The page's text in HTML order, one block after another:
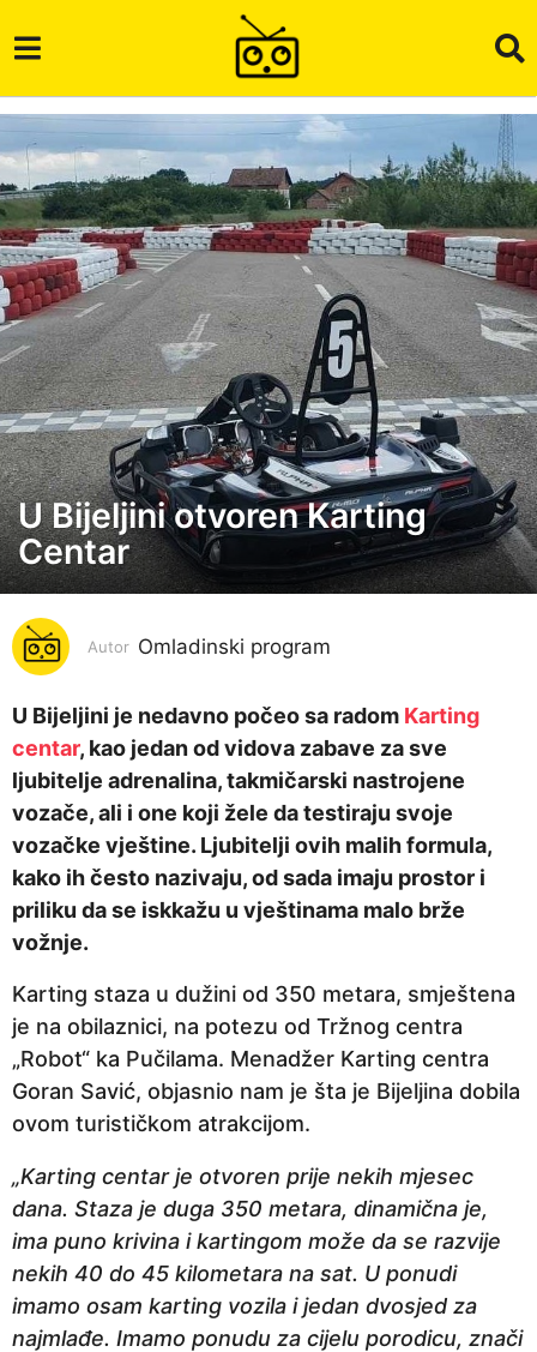
6
g
o
n
a
p
r
i
j
e
6
g
d
i
n
a
p
U Bijeljini otvoren Karting
Centar
Autor Omladinski program
U Bijeljini je nedavno počeo sa radom Karting
centar, kao jedan od vidova zabave za sve
ljubitelje adrenalina, takmičarski nastrojene
vozače, ali i one koji žele da testiraju svoje
vozačke vještine. Ljubitelji ovih malih formula,
kako ih često nazivaju, od sada imaju prostor i
priliku da se iskkažu u vještinama malo brže
vožnje.
Karting staza u dužini od 350 metara, smještena
je na obilaznici, na potezu od Tržnog centra
„Robot“ ka Pučilama. Menadžer Karting centra
Goran Savić, objasnio nam je šta je Bijeljina dobila
ovom turističkom atrakcijom.
„Karting centar je otvoren prije nekih mjesec
dana. Staza je duga 350 metara, dinamična je,
ima puno krivina i kartingom može da se razvije
nekih 40 do 45 kilometara na sat. U ponudi
imamo osam karting vozila i jedan dvosjed za
najmlađe. Imamo ponudu za cijelu porodicu, znači